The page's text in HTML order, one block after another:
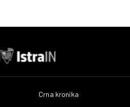
Crna kronika